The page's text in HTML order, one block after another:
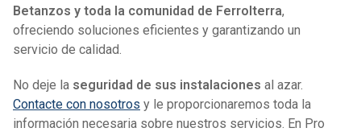
Betanzos y toda la comunidad de Ferrolterra,
ofreciendo soluciones eficientes y garantizando un
servicio de calidad.
No deje la seguridad de sus instalaciones al azar.
Contacte con nosotros y le proporcionaremos toda la
información necesaria sobre nuestros servicios. En Pro